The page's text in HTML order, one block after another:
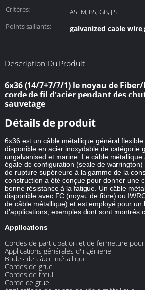
Critères:
ASTM, BS, GB, JIS
Points saillants:
galvanized cable wire,
Description Du Produit
6x36 (14/7+7/7/1) le noyau de
corde de fil d'acier pendant des
sauvetage
Détails de produit
6x36 est un câble métallique général
disponible en acier inoxydable de catégorie
ungalvanised et marine. Le câble métallique
égale de configuration (seale de
de rupture supérieure à la gamme de la
construction a été conçue pour donner une
bonne résistance à la fatigue. Un câble
disponible avec FC (noyau de fibre) ou
de câble métallique) et est employé pour un
d'applications, exemples dont sont montrés
Applications
Cordes de participation et de fermeture
Applications générales d'ingénierie
Brides de câble métallique
Cordes de grue
Cordes de treuil
Corde de grue